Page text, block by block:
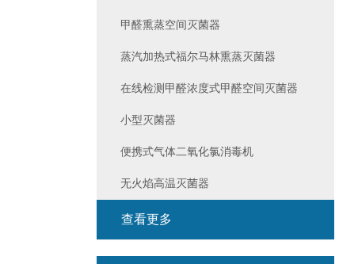
甲醛熏蒸空间灭菌器
蒸汽加热式福尔马林熏蒸灭菌器
在线检测甲醛浓度式甲醛空间灭菌器
小型灭菌器
便携式气体二氧化氯消毒机
无火焰高温灭菌器
查看更多